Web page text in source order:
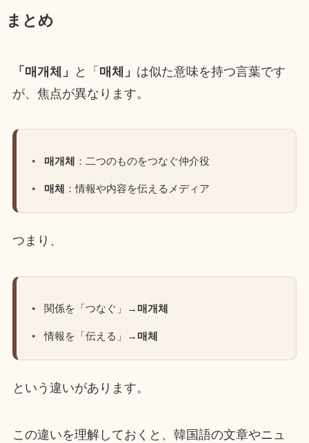
まとめ
「매개체」 と「 매체」 は似た意味を持つ言葉です
が、焦点が異なります。
매개체 ：二つのものをつなぐ仲介役
매체 ：情報や内容を伝えるメディア
つまり、
関係を「つなぐ」→ 매개체
情報を「伝える」→ 매체
という違いがあります。
この違いを理解しておくと、韓国語の文章やニュ